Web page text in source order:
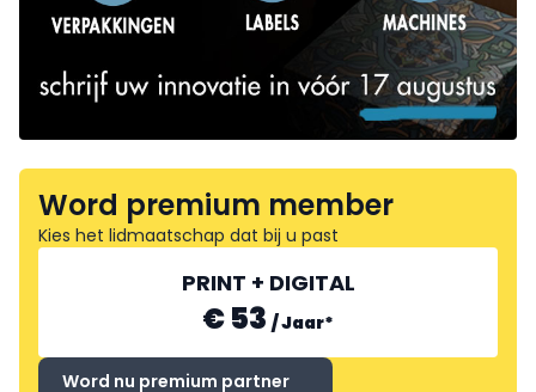
Word premium member
Kies het lidmaatschap dat bij u past
PRINT + DIGITAL
€ 53 /Jaar*
Word nu premium partner